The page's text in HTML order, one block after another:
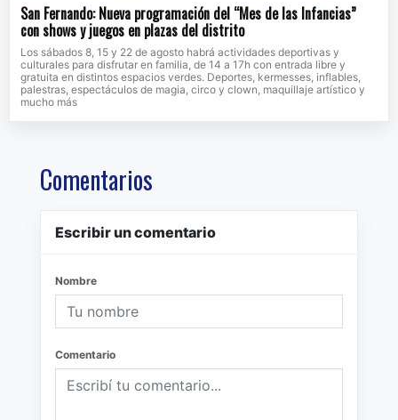
San Fernando: Nueva programación del “Mes de las Infancias”
con shows y juegos en plazas del distrito
Los sábados 8, 15 y 22 de agosto habrá actividades deportivas y
culturales para disfrutar en familia, de 14 a 17h con entrada libre y
gratuita en distintos espacios verdes. Deportes, kermesses, inflables,
palestras, espectáculos de magia, circo y clown, maquillaje artístico y
mucho más
Comentarios
Escribir un comentario
Nombre
Comentario